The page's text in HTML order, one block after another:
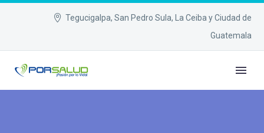
Tegucigalpa, San Pedro Sula, La Ceiba y Ciudad de
Guatemala